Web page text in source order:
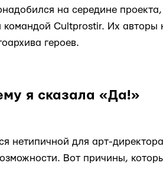
на середине
Cultprostir. Их авторы
героев.
я сказала «Да!»
нетипичной для арт-
Вот причины,